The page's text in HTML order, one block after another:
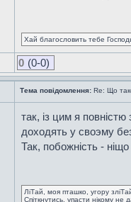
Хай благословить тебе
0 (0-0)
Тема повідомлення: Re: Що
так, iз цим я
доходять у своэму
Так, побожнiсть -
ЛіТай, моя пташко, угору
Спіткнутись, упасти нікому не